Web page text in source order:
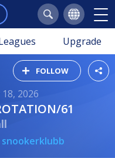
Upgrade
FOLLOW
2026
61